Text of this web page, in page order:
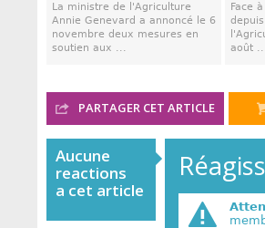
La ministre de l'Agriculture
Annie Genevard a annoncé le 6
novembre deux mesures en
soutien aux ...
Face
août
PARTAGER CET ARTICLE
Aucune
reactions
a cet article